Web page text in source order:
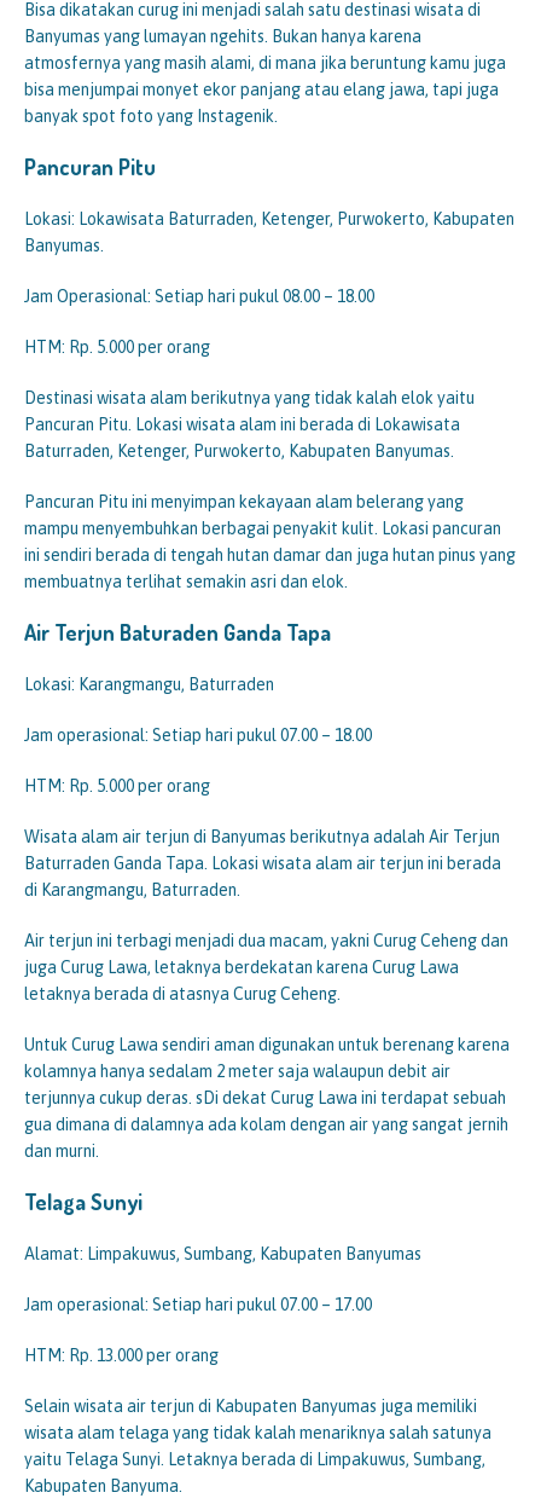
Bisa dikatakan curug ini menjadi salah satu destinasi wisata di
Banyumas yang lumayan ngehits. Bukan hanya karena
atmosfernya yang masih alami, di mana jika beruntung kamu juga
bisa menjumpai monyet ekor panjang atau elang jawa, tapi juga
banyak spot foto yang Instagenik.
Pancuran Pitu
Lokasi: Lokawisata Baturraden, Ketenger, Purwokerto, Kabupaten
Banyumas.
Jam Operasional: Setiap hari pukul 08.00 – 18.00
HTM: Rp. 5.000 per orang
Destinasi wisata alam berikutnya yang tidak kalah elok yaitu
Pancuran Pitu. Lokasi wisata alam ini berada di Lokawisata
Baturraden, Ketenger, Purwokerto, Kabupaten Banyumas.
Pancuran Pitu ini menyimpan kekayaan alam belerang yang
mampu menyembuhkan berbagai penyakit kulit. Lokasi pancuran
ini sendiri berada di tengah hutan damar dan juga hutan pinus yang
membuatnya terlihat semakin asri dan elok.
Air Terjun Baturaden Ganda Tapa
Lokasi: Karangmangu, Baturraden
Jam operasional: Setiap hari pukul 07.00 – 18.00
HTM: Rp. 5.000 per orang
Wisata alam air terjun di Banyumas berikutnya adalah Air Terjun
Baturraden Ganda Tapa. Lokasi wisata alam air terjun ini berada
di Karangmangu, Baturraden.
Air terjun ini terbagi menjadi dua macam, yakni Curug Ceheng dan
juga Curug Lawa, letaknya berdekatan karena Curug Lawa
letaknya berada di atasnya Curug Ceheng.
Untuk Curug Lawa sendiri aman digunakan untuk berenang karena
kolamnya hanya sedalam 2 meter saja walaupun debit air
terjunnya cukup deras. sDi dekat Curug Lawa ini terdapat sebuah
gua dimana di dalamnya ada kolam dengan air yang sangat jernih
dan murni.
Telaga Sunyi
Alamat: Limpakuwus, Sumbang, Kabupaten Banyumas
Jam operasional: Setiap hari pukul 07.00 – 17.00
HTM: Rp. 13.000 per orang
Selain wisata air terjun di Kabupaten Banyumas juga memiliki
wisata alam telaga yang tidak kalah menariknya salah satunya
yaitu Telaga Sunyi. Letaknya berada di Limpakuwus, Sumbang,
Kabupaten Banyuma.